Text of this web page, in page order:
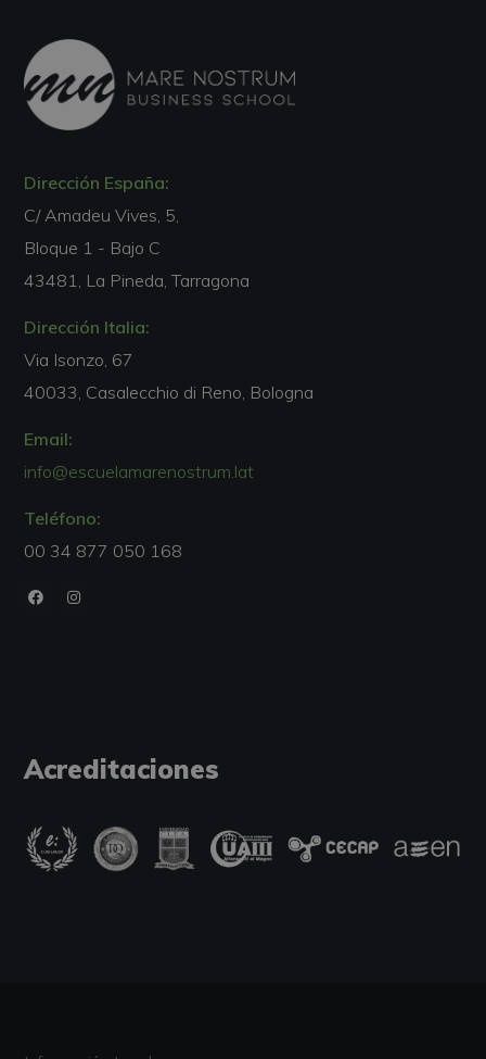
Dirección España:
C/ Amadeu Vives, 5,
Bloque 1 - Bajo C
43481, La Pineda, Tarragona
Dirección Italia:
Via Isonzo, 67
40033, Casalecchio di Reno, Bologna
Email:
info@escuelamarenostrum.lat
Teléfono:
00 34 877 050 168
Acreditaciones